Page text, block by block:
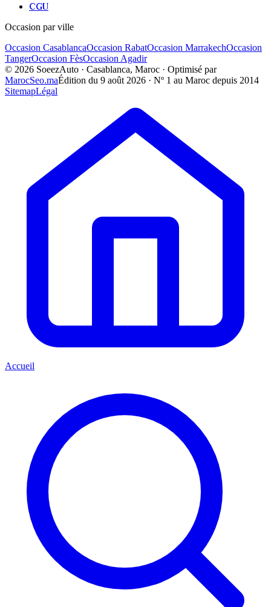
CGU
Occasion par ville
Occasion CasablancaOccasion RabatOccasion MarrakechOccasion
TangerOccasion FèsOccasion Agadir
© 2026 SoeezAuto · Casablanca, Maroc · Optimisé par
MarocSeo.maÉdition du 9 août 2026 · Nº 1 au Maroc depuis 2014
SitemapLégal
Accueil